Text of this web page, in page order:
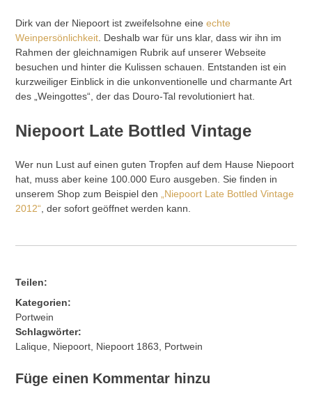
Dirk van der Niepoort ist zweifelsohne eineechte
Weinpersönlichkeit . Deshalb war für uns klar, dass wir ihn im
Rahmen der gleichnamigen Rubrik auf unserer Webseite
besuchen und hinter die Kulissen schauen. Entstanden ist ein
kurzweiliger Einblick in die unkonventionelle und charmante Art
des „Weingottes“, der das Douro-Tal revolutioniert hat.
Niepoort Late Bottled Vintage
Wer nun Lust auf einen guten Tropfen auf dem Hause Niepoort
hat, muss aber keine 100.000 Euro ausgeben. Sie finden in
unserem Shop zum Beispiel den
„Niepoort Late Bottled Vintage
2012“ , der sofort geöffnet werden kann.
Teilen:
Kategorien:
Portwein
Schlagwörter:
Lalique, Niepoort, Niepoort 1863, Portwein
Füge einen Kommentar hinzu